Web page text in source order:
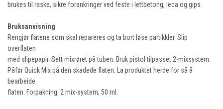
brukes til raske, sikre forankringer ved feste i lettbetong, leca og gips.
Bruksanvisning
Rengjør flatene som skal repareres og ta bort løse partikkler. Slip
overflaten
med slipepapir. Sett mixrøret på tuben. Bruk pistol tilpasset 2-mixsystem.
Påfør Quick Mix på den skadede flaten. La produktet herde for så å
bearbeide
flaten. Forpakning: 2 mix-system, 50 ml.